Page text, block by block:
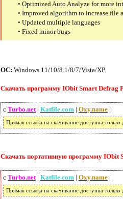
• Optimized Auto Analyze for more
• Improved algorithm to increase file
• Updated multiple languages
• Fixed minor bugs
ОС: Windows 11/10/8.1/8/7/Vista/XP
Скачать программу IObit Smart Defrag
с Turbo.net| Katfile.com| Oxy.name|
Прямая ссылка на скачивание доступна только
Скачать портативную программу IObit
с Turbo.net| Katfile.com| Oxy.name|
Прямая ссылка на скачивание доступна только